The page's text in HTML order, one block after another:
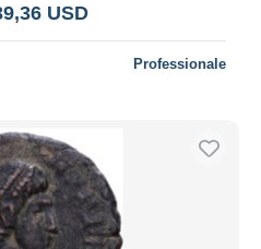
USD
Professionale